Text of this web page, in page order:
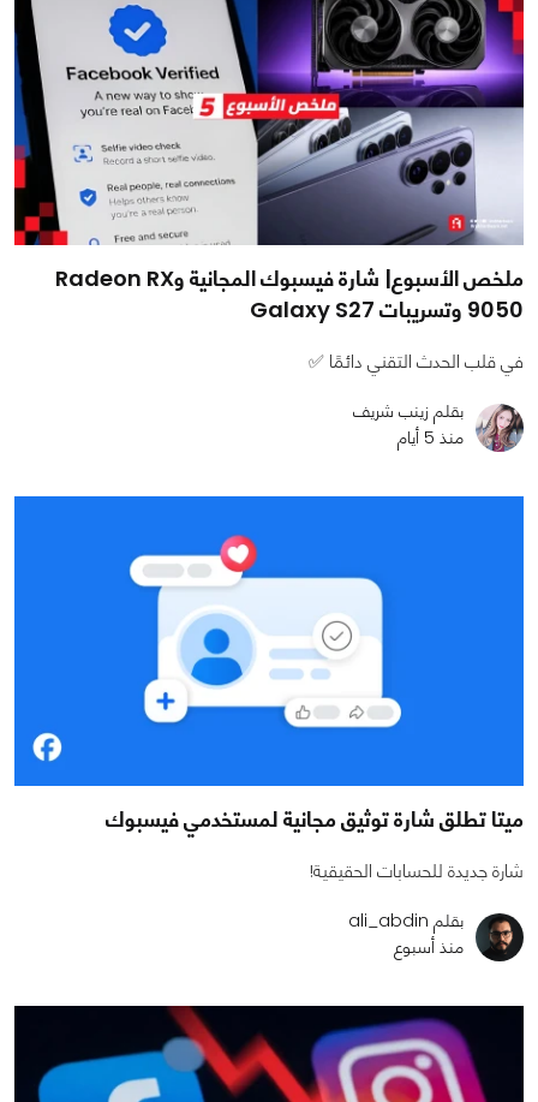
ملخص الأسبوع| شارة فيسبوك المجانية وRadeon RX
9050 وتسريبات Galaxy S27
في قلب الحدث التقني دائمًا ✅
بقلم زينب شريف
منذ 5 أيام
ميتا تطلق شارة توثيق مجانية لمستخدمي فيسبوك
شارة جديدة للحسابات الحقيقية!
بقلم ali_abdin
منذ أسبوع